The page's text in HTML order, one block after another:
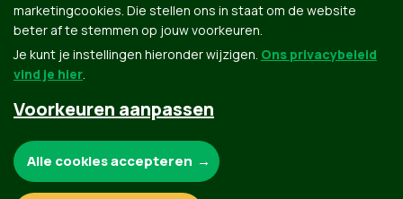
Groen.be
Contact Privacybeleid
marketingcookies. Die stellen ons in staat om de website
beter af te stemmen op jouw voorkeuren.
Je kunt je instellingen hieronder wijzigen. Ons privacybeleid
vind je hier.
Voorkeuren aanpassen
Alle cookies accepteren